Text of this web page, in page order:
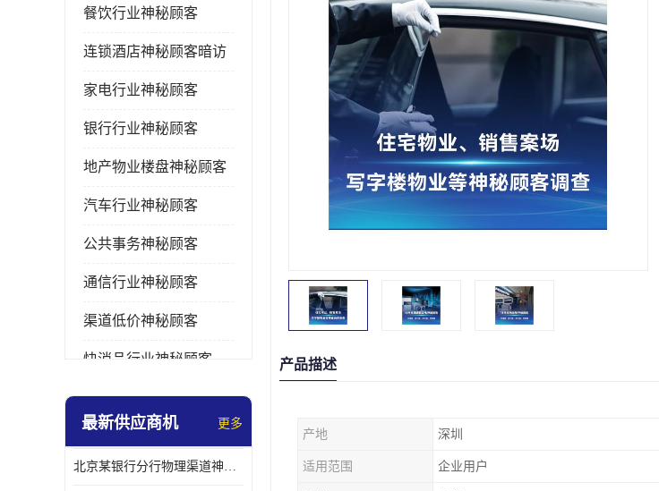
餐饮行业神秘顾客
连锁酒店神秘顾客暗访
家电行业神秘顾客
银行行业神秘顾客
地产物业楼盘神秘顾客
汽车行业神秘顾客
公共事务神秘顾客
通信行业神秘顾客
渠道低价神秘顾客
快消品行业神秘顾客
医疗行业神秘顾客
金融行业神秘顾客
最新供应商机 更多
北京某银行分行物理渠道神秘人检查服务质量
产品描述
产地 深圳
适用范围 企业用户